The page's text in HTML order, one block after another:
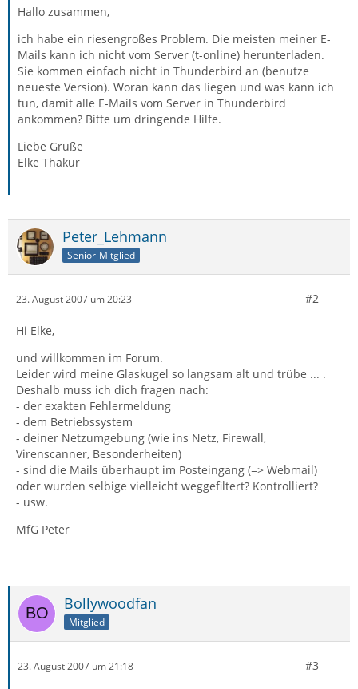
Hallo zusammen,
ich habe ein riesengroßes Problem. Die meisten meiner E-
Mails kann ich nicht vom Server (t-online) herunterladen.
Sie kommen einfach nicht in Thunderbird an (benutze
neueste Version). Woran kann das liegen und was kann ich
tun, damit alle E-Mails vom Server in Thunderbird
ankommen? Bitte um dringende Hilfe.
Liebe Grüße
Elke Thakur
Peter_Lehmann
Senior-Mitglied
23. August 2007 um 20:23 #2
Hi Elke,
und willkommen im Forum.
Leider wird meine Glaskugel so langsam alt und trübe ... .
Deshalb muss ich dich fragen nach:
- der exakten Fehlermeldung
- dem Betriebssystem
- deiner Netzumgebung (wie ins Netz, Firewall,
Virenscanner, Besonderheiten)
- sind die Mails überhaupt im Posteingang (=> Webmail)
oder wurden selbige vielleicht weggefiltert? Kontrolliert?
- usw.
MfG Peter
Bollywoodfan
Mitglied
23. August 2007 um 21:18 #3